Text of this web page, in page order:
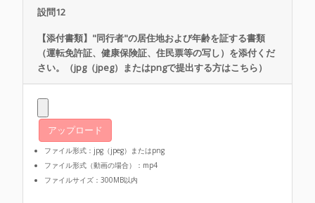
設問12
【添付書類】"同行者"の居住地および年齢を証する書類
（運転免許証、健康保険証、住民票等の写し）を添付くだ
さい。（jpg（jpeg）またはpngで提出する方はこちら）
アップロード
ファイル形式：jpg（jpeg）またはpng
ファイル形式（動画の場合）：mp4
ファイルサイズ：300MB以内